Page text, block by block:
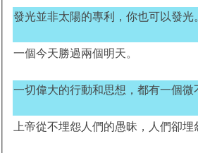
發光並非太陽的專利，你也可以發光
一個今天勝過兩個明天。
一切偉大的行動和思想，都有一個微
上帝從不埋怨人們的愚昧，人們卻埋